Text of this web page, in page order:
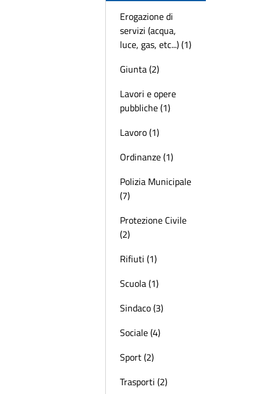
Erogazione di
servizi (acqua,
luce, gas, etc...) (1)
Giunta (2)
Lavori e opere
pubbliche (1)
Lavoro (1)
Ordinanze (1)
Polizia Municipale
(7)
Protezione Civile
(2)
Rifiuti (1)
Scuola (1)
Sindaco (3)
Sociale (4)
Sport (2)
Trasporti (2)